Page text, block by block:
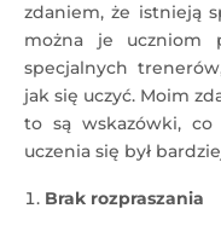
zdaniem, że istnieją
można je uczniom
specjalnych
jak się uczyć. Moim
to są wskazówki,
uczenia się był
Brak rozpraszania